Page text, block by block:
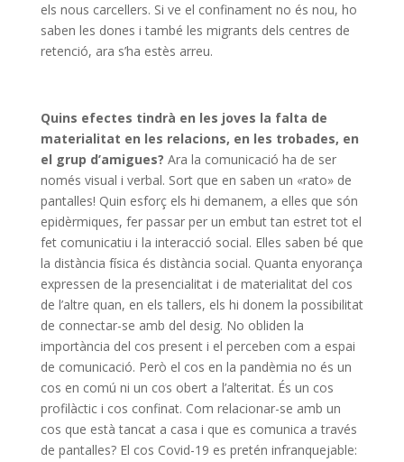
els nous carcellers. Si ve el confinament no és nou, ho
saben les dones i també les migrants dels centres de
retenció, ara s’ha estès arreu.
Quins efectes tindrà en les joves la falta de
materialitat en les relacions, en les trobades, en
el grup d’amigues? Ara la comunicació ha de ser
només visual i verbal. Sort que en saben un «rato» de
pantalles! Quin esforç els hi demanem, a elles que són
epidèrmiques, fer passar per un embut tan estret tot el
fet comunicatiu i la interacció social. Elles saben bé que
la distància física és distància social. Quanta enyorança
expressen de la presencialitat i de materialitat del cos
de l’altre quan, en els tallers, els hi donem la possibilitat
de connectar-se amb del desig. No obliden la
importància del cos present i el perceben com a espai
de comunicació. Però el cos en la pandèmia no és un
cos en comú ni un cos obert a l’alteritat. És un cos
profilàctic i cos confinat. Com relacionar-se amb un
cos que està tancat a casa i que es comunica a través
de pantalles? El cos Covid-19 es pretén infranquejable: